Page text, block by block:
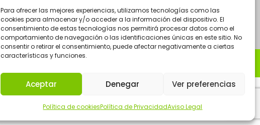
Para ofrecer las mejores experiencias, utilizamos tecnologías como las
cookies para almacenar y/o acceder a la información del dispositivo. El
consentimiento de estas tecnologías nos permitirá procesar datos como el
comportamiento de navegación o las identificaciones únicas en este sitio. No
consentir o retirar el consentimiento, puede afectar negativamente a ciertas
características y funciones.
Aceptar Denegar Ver preferencias
Política de cookiesPolítica de PrivacidadAviso Legal